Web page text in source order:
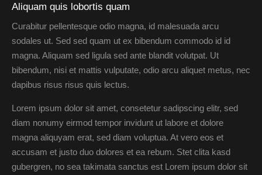
Aliquam quis lobortis quam
Curabitur pellentesque odio magna, id malesuada arcu
sodales ut. Sed sed quam ut ex bibendum commodo id id
magna. Aliquam sed ligula sed ante blandit volutpat. Ut
bibendum, nisi et mattis vulputate, odio arcu aliquet metus, nec
dapibus risus risus quis lectus.
Lorem ipsum dolor sit amet, consetetur sadipscing elitr, sed
diam nonumy eirmod tempor invidunt ut labore et dolore
magna aliquyam erat, sed diam voluptua. At vero eos et
accusam et justo duo dolores et ea rebum. Stet clita kasd
gubergren, no sea takimata sanctus est Lorem ipsum dolor sit